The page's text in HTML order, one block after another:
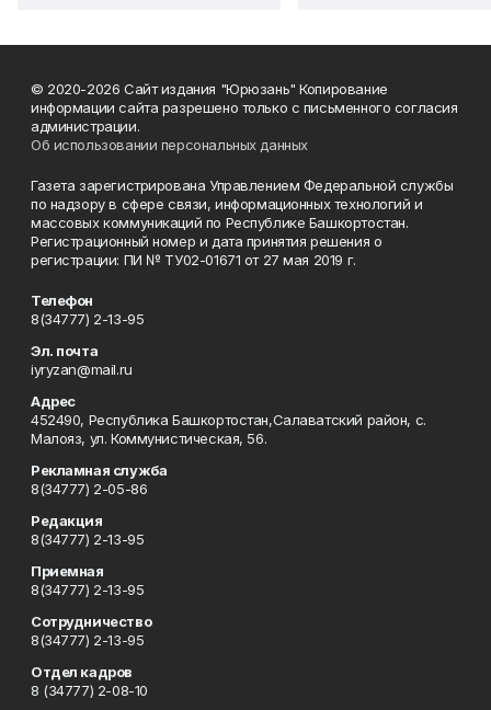
© 2020-2026 Сайт издания "Юрюзань" Копирование
информации сайта разрешено только с письменного согласия
администрации.
Об использовании персональных данных
Газета зарегистрирована Управлением Федеральной службы
по надзору в сфере связи, информационных технологий и
массовых коммуникаций по Республике Башкортостан.
Регистрационный номер и дата принятия решения о
регистрации: ПИ № ТУ02-01671 от 27 мая 2019 г.
Телефон
8(34777) 2-13-95
Эл. почта
iyryzan@mail.ru
Адрес
452490, Республика Башкортостан,Салаватский район, с.
Малояз, ул. Коммунистическая, 56.
Рекламная служба
8(34777) 2-05-86
Редакция
8(34777) 2-13-95
Приемная
8(34777) 2-13-95
Сотрудничество
8(34777) 2-13-95
Отдел кадров
8 (34777) 2-08-10